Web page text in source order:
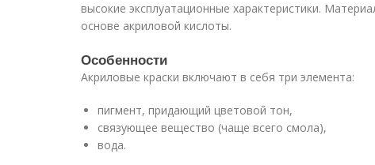
высокие эксплуатационные характеристики.
основе акриловой кислоты.
Особенности
Акриловые краски включают в себя три элемента:
пигмент, придающий цветовой тон,
связующее вещество (чаще всего смола),
вода.